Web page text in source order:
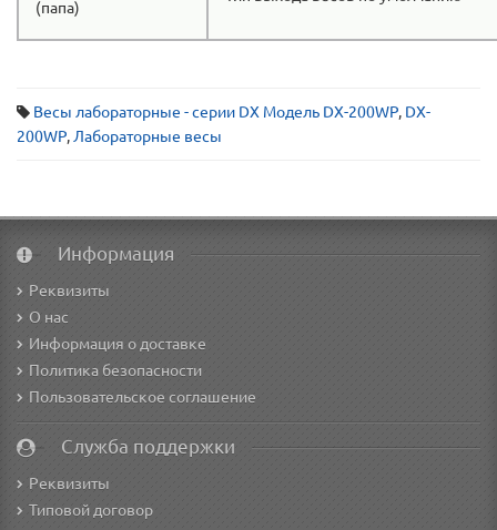
(папа)
Весы лабораторные - серии DX Модель DX-200WP, DX-
200WP, Лабораторные весы
Информация
Реквизиты
О нас
Информация о доставке
Политика безопасности
Пользовательское соглашение
Служба поддержки
Реквизиты
Типовой договор